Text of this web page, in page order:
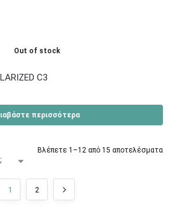
Out of stock
C3
περισσότερα
Βλέπετε 1–12 από 15 αποτελέσματα
1 2